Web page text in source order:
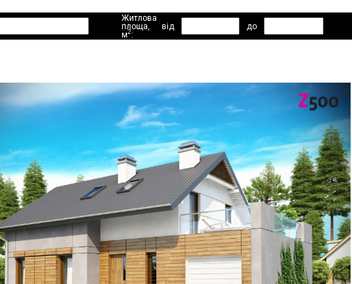
Житлова
площа,
м2:
від до